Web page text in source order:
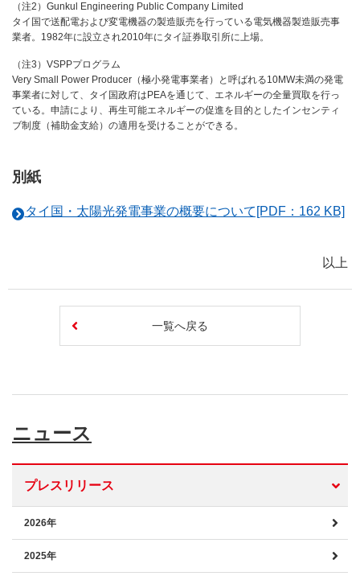
（注2）Gunkul Engineering Public Company Limited
タイ国で送配電および変電機器の製造販売を行っている電気機器製造販売事
業者。1982年に設立され2010年にタイ証券取引所に上場。
（注3）VSPPプログラム
Very Small Power Producer（極小発電事業者）と呼ばれる10MW未満の発電
事業者に対して、タイ国政府はPEAを通じて、エネルギーの全量買取を行っ
ている。申請により、再生可能エネルギーの促進を目的としたインセンティ
ブ制度（補助金支給）の適用を受けることができる。
別紙
タイ国・太陽光発電事業の概要について[PDF：162 KB]
以上
一覧へ戻る
ニュース
プレスリリース
2026年
2025年